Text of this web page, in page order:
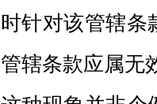
时针对该管辖条
管辖条款应属无